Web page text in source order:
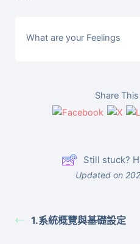
What are your Feelings
Share
Still stuck?
Updated on
1.系統概覽與基礎設定